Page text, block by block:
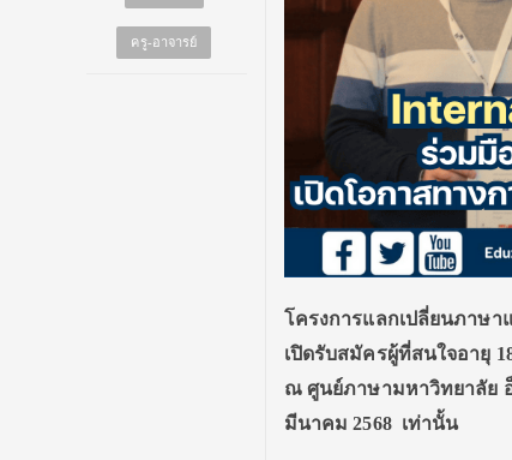
ครู-อาจารย์
โครงการแลกเปลี่ยนภาษ
เปิดรับสมัครผู้ที่สนใจอายุ
ณ ศูนย์ภาษามหาวิทยาลัย
มีนาคม 2568 เท่านั้น